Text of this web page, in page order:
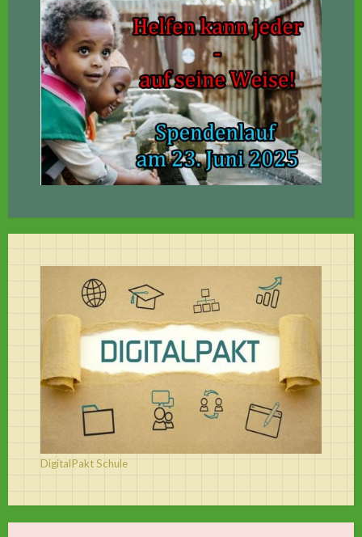
DigitalPakt Schule